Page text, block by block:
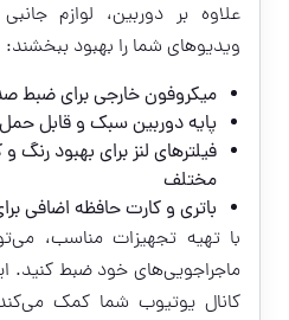
علاوه بر دوربین، لوازم
ویدیوهای شما را بهبود ببخشند:
میکروفون خارجی برای ضبط
پایه دوربین سبک و قابل
فیلترهای لنز برای بهبود رنگ
مختلف
باتری و کارت حافظه اضافی
با تهیه تجهیزات مناسب،
ماجراجویی‌های خود ضبط کنید.
کانال یوتیوب شما کمک